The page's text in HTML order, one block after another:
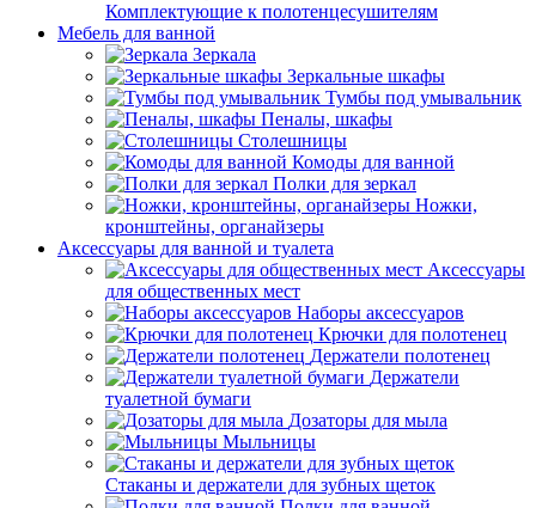
Комплектующие к полотенцесушителям
Мебель для ванной
Зеркала
Зеркальные шкафы
Тумбы под умывальник
Пеналы, шкафы
Столешницы
Комоды для ванной
Полки для зеркал
Ножки,
кронштейны, органайзеры
Аксессуары для ванной и туалета
Аксессуары
для общественных мест
Наборы аксессуаров
Крючки для полотенец
Держатели полотенец
Держатели
туалетной бумаги
Дозаторы для мыла
Мыльницы
Стаканы и держатели для зубных щеток